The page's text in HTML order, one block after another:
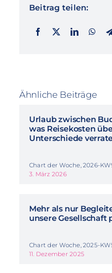
Beitrag teilen:
Ähnliche Beiträge
Urlaub zwischen
was Reisekosten
Unterschiede
Chart der Woche, 2026-
3. März 2026
Mehr als nur
unsere Gesellschaft
Chart der Woche, 2025-
11. Dezember 2025